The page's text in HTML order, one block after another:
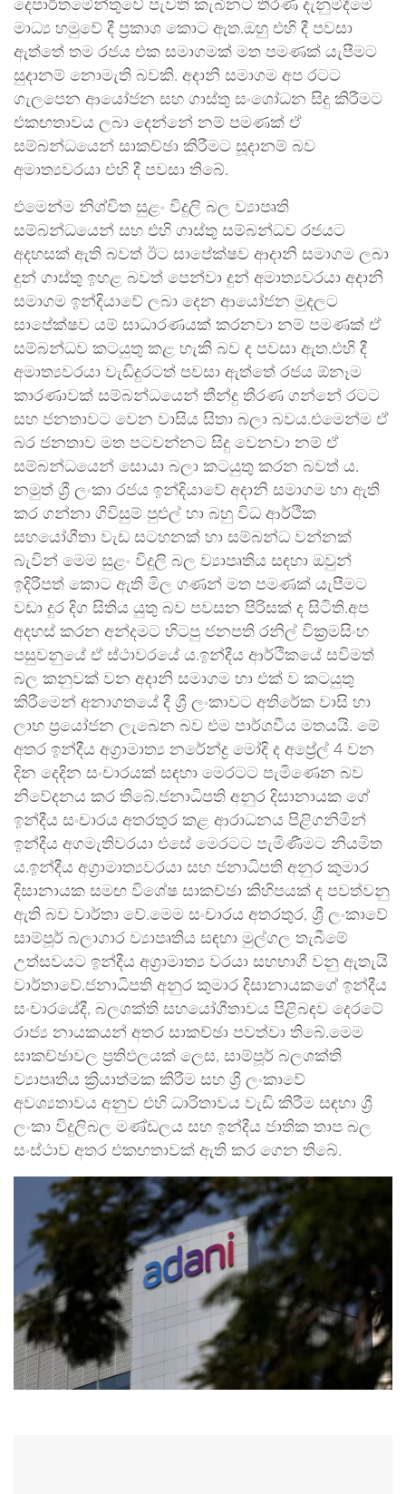
දෙපාර්තමේන්තුවේ පැවති කැබිනට් තීරණ දැනුම්දීමේ
මාධ්‍ය හමුවේ දී ප්‍රකාශ කොට ඇත.ඔහු එහි දී පවසා
ඇත්තේ තම රජය එක සමාගමක් මත පමණක් යැපීමට
සුදානම් නොමැති බවකි. අදානි සමාගම අප රටට
ගැලපෙන ආයෝජන සහ ගාස්තු සංශෝධන සිදු කිරීමට
එකඟතාවය ලබා දෙන්නේ නම් පමණක් ඒ
සම්බන්ධයෙන් සාකච්ඡා කිරීමට සූදානම් බව
අමාත්‍යවරයා එහි දී පවසා තිබේ.
එමෙන්ම නිශ්චිත සුළං විදුලි බල ව්‍යාපෘති
සම්බන්ධයෙන් සහ එහි ගාස්තු සම්බන්ධව රජයට
අදහසක් ඇති බවත් ඊට සාපේක්ෂව ආදානි සමාගම ලබා
දුන් ගාස්තු ඉහළ බවත් පෙන්වා දුන් අමාත්‍යවරයා අදානි
සමාගම ඉන්දියාවේ ලබා දෙන ආයෝජන මුදලට
සාපේක්ෂව යම් සාධාරණයක් කරනවා නම් පමණක් ඒ
සම්බන්ධව කටයුතු කළ හැකි බව ද පවසා ඇත.එහි දී
අමාත්‍යවරයා වැඩිදුරටත් පවසා ඇත්තේ රජය ඕනෑම
කාරණාවක් සම්බන්ධයෙන් තීන්දු තීරණ ගන්නේ රටට
සහ ජනතාවට වෙන වාසිය සිතා බලා බවය.එමෙන්ම ඒ
බර ජනතාව මත පටවන්නට සිදු වෙනවා නම් ඒ
සම්බන්ධයෙන් සොයා බලා කටයුතු කරන බවත් ය.
නමුත් ශ්‍රී ලංකා රජය ඉන්දියාවේ අදානි සමාගම හා ඇති
කර ගන්නා ගිවිසුම් පුළුල් හා බහු විධ ආර්ථික
සහයෝගීතා වැඩ සටහනක් හා සම්බන්ධ වන්නක්
බැවින් මෙම සුළං විදුලි බල ව්‍යාපෘතිය සඳහා ඔවුන්
ඉදිරිපත් කොට ඇති මිල ගණන් මත පමණක් යැපීමට
වඩා දුර දිග සිතිය යුතු බව පවසන පිරිසක් ද සිටිති.අප
අදහස් කරන අන්දමට හිටපු ජනපති රනිල් වික්‍රමසිංහ
පසුවනුයේ ඒ ස්ථාවරයේ ය.ඉන්දීය ආර්ථිකයේ සවිමත්
බල කනුවක් වන අදානි සමාගම හා එක් ව කටයුතු
කිරීමෙන් අනාගතයේ දී ශ්‍රී ලංකාවට අතිරේක වාසි හා
ලාභ ප්‍රයෝජන ලැබෙන බව එම පාර්ශවීය මතයයි. මේ
අතර ඉන්දීය අග්‍රාමාත්‍ය නරේන්ද්‍ර මෝදි ද අප්‍රේල් 4 වන
දින දෙදින සංචාරයක් සඳහා මෙරටට පැමිණෙන බව
නිවේදනය කර තිබේ.ජනාධිපති අනුර දිසානායක ගේ
ඉන්දීය සංචාරය අතරතුර කළ ආරාධනය පිළිගනිමින්
ඉන්දීය අගමැතිවරයා එසේ මෙරටට පැමිණීමට නියමිත
ය.ඉන්දීය අග්‍රාමාත්‍යවරයා සහ ජනාධිපති අනුර කුමාර
දිසානායක සමඟ විශේෂ සාකච්ඡා කිහිපයක් ද පවත්වනු
ඇති බව වාර්තා වේ.මෙම සංචාරය අතරතුර, ශ්‍රී ලංකාවේ
සාම්පූර් බලාගාර ව්‍යාපෘතිය සඳහා මුල්ගල තැබීමේ
උත්සවයට ඉන්දීය අග්‍රාමාත්‍ය වරයා සහභාගී වනු ඇතැයි
වාර්තාවේ.ජනාධිපති අනුර කුමාර දිසානායකගේ ඉන්දීය
සංචාරයේදී, බලශක්ති සහයෝගීතාවය පිළිබඳව දෙරටේ
රාජ්‍ය නායකයන් අතර සාකච්ඡා පවත්වා තිබේ.මෙම
සාකච්ඡාවල ප්‍රතිඵලයක් ලෙස, සාම්පූර් බලශක්ති
ව්‍යාපෘතිය ක්‍රියාත්මක කිරීම සහ ශ්‍රී ලංකාවේ
අවශ්‍යතාවය අනුව එහි ධාරිතාවය වැඩි කිරීම සඳහා ශ්‍රී
ලංකා විදුලිබල මණ්ඩලය සහ ඉන්දීය ජාතික තාප බල
සංස්ථාව අතර එකඟතාවක් ඇති කර ගෙන තිබේ.